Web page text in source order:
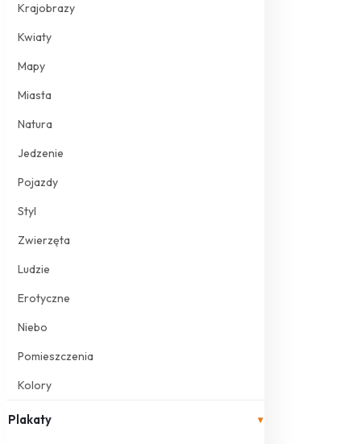
Krajobrazy
Kwiaty
Mapy
Miasta
Natura
Jedzenie
Pojazdy
Styl
Zwierzęta
Ludzie
Erotyczne
Niebo
Pomieszczenia
Kolory
Plakaty ▾